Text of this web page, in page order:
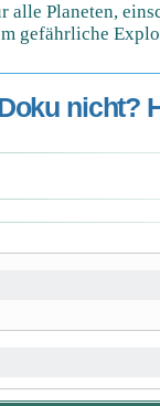
alle Planeten,
gefährliche
nicht?